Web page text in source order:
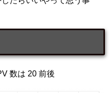
数は 20 前後